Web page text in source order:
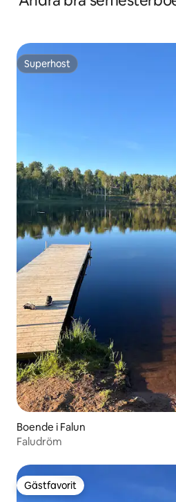
Superhost
Superhost
Boende i Falun
Faludröm
Gästfavorit
Gästfavorit